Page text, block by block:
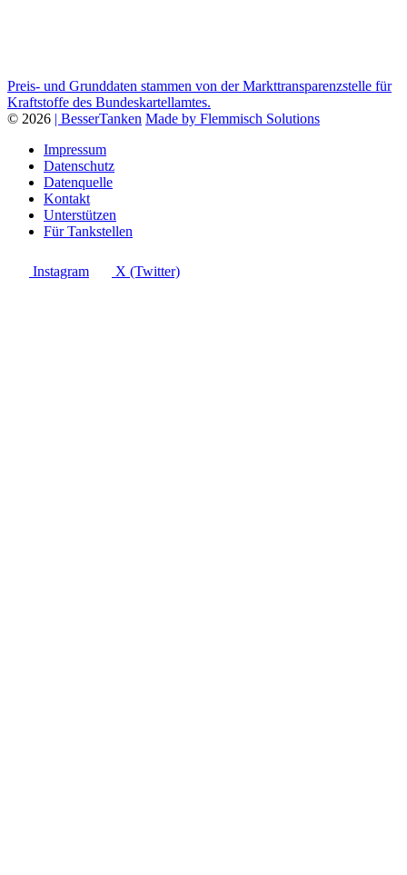
Preis- und Grunddaten stammen von der Markttransparenzstelle für
Kraftstoffe des Bundeskartellamtes.
© 2026 | BesserTanken Made by Flemmisch Solutions
Impressum
Datenschutz
Datenquelle
Kontakt
Unterstützen
Für Tankstellen
Instagram X (Twitter)